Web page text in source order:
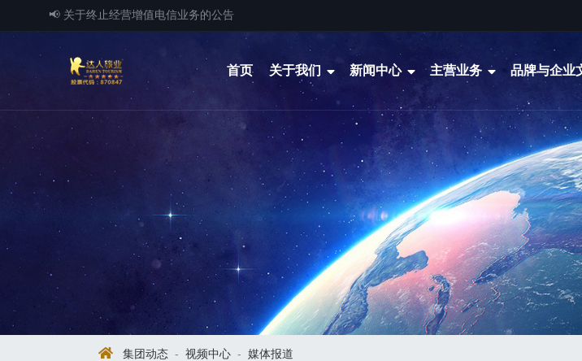
📢 关于终止经营增值电信业务的公告
首页 关于我们 新闻中心 主营业务 品牌与企业
集团动态 - 视频中心 - 媒体报道